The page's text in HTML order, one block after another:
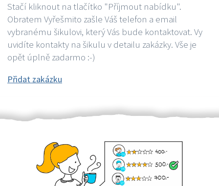
Stačí kliknout na tlačítko "Příjmout nabídku".
Obratem Vyřešmito zašle Váš telefon a email
vybranému šikulovi, který Vás bude kontaktovat. Vy
uvidíte kontakty na šikulu v detailu zakázky. Vše je
opět úplně zadarmo :-)
Přidat zakázku